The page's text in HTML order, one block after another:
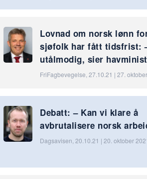
Lovnad om norsk lønn
sjøfolk har fått tidsfrist:
utålmodig, sier
FriFagbevegelse, 27.10.21 | 27.
Debatt: – Kan vi klare å
avbrutalisere norsk
Dagsavisen, 20.10.21 | 20. oktober